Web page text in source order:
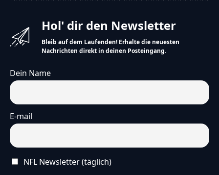
Hol' dir den Newsletter
Bleib auf dem Laufenden! Erhalte die neuesten
Nachrichten direkt in deinen Posteingang.
Dein Name
E-mail
NFL Newsletter (täglich)